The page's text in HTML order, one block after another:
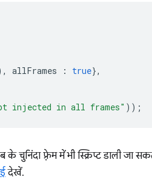
allFrames : true},
injected in all frames" ));
फ़्रेम में भी स्क्रिप्ट डाली जा
देखें.